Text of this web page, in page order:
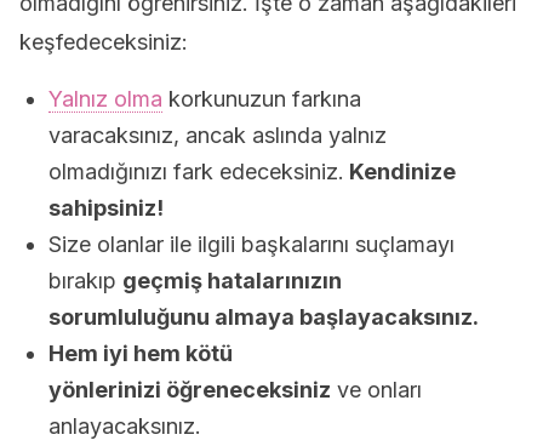
keşfedeceksiniz:
Yalnız olma korkunuzun farkına
varacaksınız, ancak aslında yalnız
olmadığınızı fark edeceksiniz. Kendinize
sahipsiniz!
Size olanlar ile ilgili başkalarını suçlamayı
bırakıp geçmiş hatalarınızın
sorumluluğunu almaya başlayacaksınız.
Hem iyi hem kötü
yönlerinizi öğreneceksiniz ve onları
anlayacaksınız.